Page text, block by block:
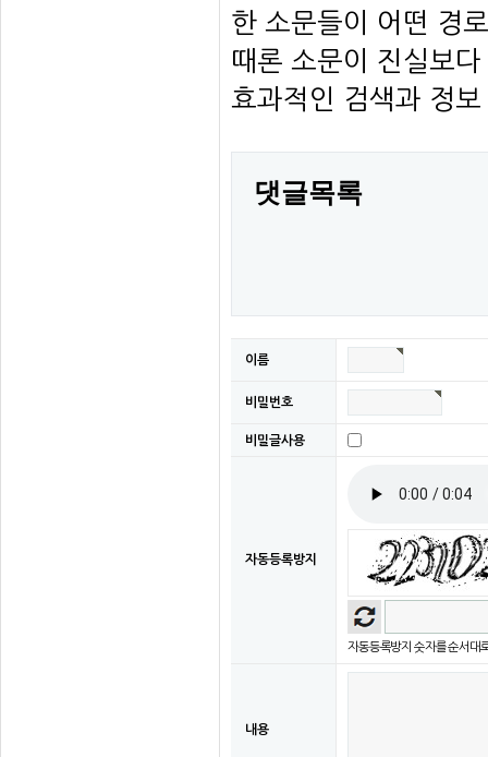
한 소문들이 어떤 경
때론 소문이 진실보
효과적인 검색과 정
댓글목록
이름
비밀번호
비밀글사용
자동등록방지
자동등록방지 숫자를 순서대
내용